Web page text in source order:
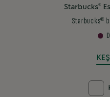
Starbucks®
Starbucks®